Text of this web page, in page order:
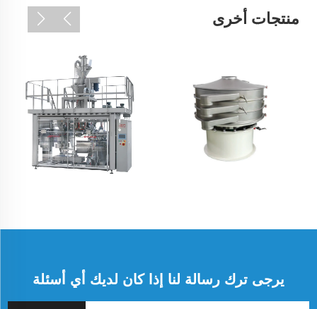
منتجات أخرى
يرجى ترك رسالة لنا إذا كان لديك أي أسئلة